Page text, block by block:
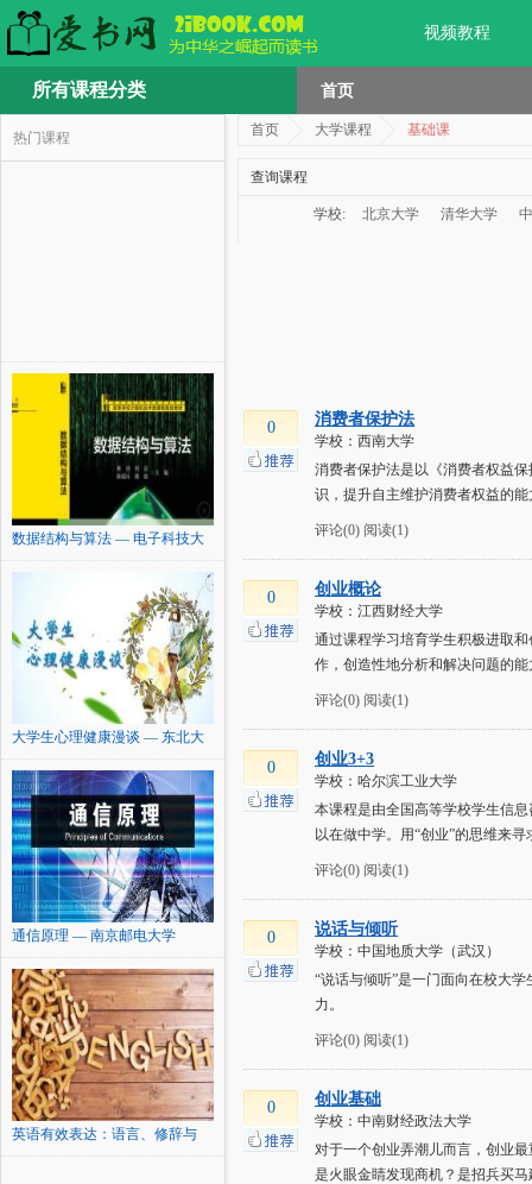
视频教程
所有课程分类 首页
热门课程
数据结构与算法 — 电子科技大
学
大学生心理健康漫谈 — 东北大
学
通信原理 — 南京邮电大学
英语有效表达：语言、修辞与
逻...
首页 大学课程 基础课
查询课程
学校: 北京大学 清华大学
0 消费者保护法
学校：西南大学
消费者保护法是以《消费者权益
识，提升自主维护消费者权益的能
评论(0) 阅读(1)
0 创业概论
学校：江西财经大学
通过课程学习培育学生积极进取
作，创造性地分析和解决问题的能
评论(0) 阅读(1)
0 创业3+3
学校：哈尔滨工业大学
本课程是由全国高等学校学生信
以在做中学。用“创业”的思维来
评论(0) 阅读(1)
0 说话与倾听
学校：中国地质大学（武汉）
“说话与倾听”是一门面向在校大
力。
评论(0) 阅读(1)
0 创业基础
学校：中南财经政法大学
对于一个创业弄潮儿而言，创业
是火眼金睛发现商机？是招兵买